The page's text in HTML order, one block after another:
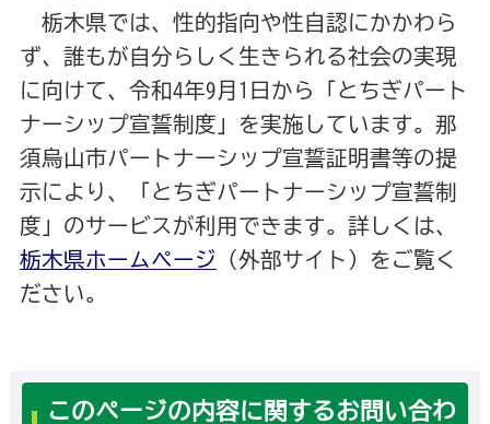
栃木県では、性的指向や性自認にかかわら
ず、誰もが自分らしく生きられる社会の実現
に向けて、令和4年9月1日から「とちぎパート
ナーシップ宣誓制度」を実施しています。那
須烏山市パートナーシップ宣誓証明書等の提
示により、「とちぎパートナーシップ宣誓制
度」のサービスが利用できます。詳しくは、
栃木県ホームページ
（外部サイト）をご覧く
ださい。
このページの内容に関するお問い合わ